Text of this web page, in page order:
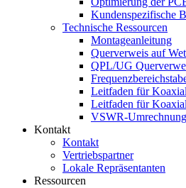
Kundenspezifische
Technische Ressourcen
Montageanleitung
Querverweis auf
QPL/UG
Leitfaden für
Leitfaden für
VSWR-
Kontakt
Kontakt
Vertriebspartner
Lokale Repräsentanten
Ressourcen